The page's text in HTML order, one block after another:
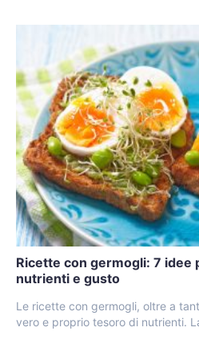
Ricette con germogli: 7 idee
nutrienti e gusto
Le ricette con germogli, oltre a
vero e proprio tesoro di nutrienti.